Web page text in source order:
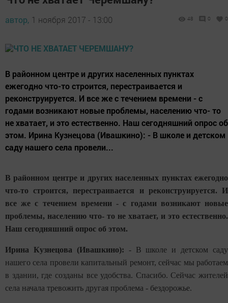
автор, 1 ноября 2017 - 13:00 48 0 0
В районном центре и других населенных пунктах
ежегодно что-то строится, перестраивается и
реконструируется. И все же с течением времени - с
годами возникают новые проблемы, населению что- то
не хватает, и это естественно. Наш сегодняшний опрос об
этом. Ирина Кузнецова (Ивашкино): - В школе и детском
саду нашего села провели...
В районном центре и других населенных пунктах ежегодно
что-то строится, перестраивается и реконструируется. И
все же с течением времени - с годами возникают новые
проблемы, населению что- то не хватает, и это естественно.
Наш сегодняшний опрос об этом.
Ирина Кузнецова (Ивашкино): - В школе и детском саду
нашего села провели капитальный ремонт, сейчас мы работаем
в здании, где созданы все удобства. Спасибо. Сейчас жителей
села начала тревожить другая проблема - бездорожье.